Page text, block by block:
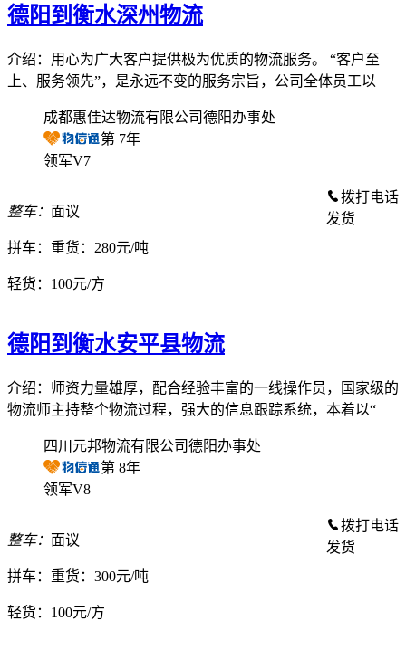
德阳到衡水深州物流
介绍：用心为广大客户提供极为优质的物流服务。 “客户至
上、服务领先”，是永远不变的服务宗旨，公司全体员工以
成都惠佳达物流有限公司德阳办事处
第 7年
领军V7
整车： 面议
拼车： 重货：280元/吨
轻货： 100元/方
拨打电话
发货
德阳到衡水安平县物流
介绍：师资力量雄厚，配合经验丰富的一线操作员，国家级的
物流师主持整个物流过程，强大的信息跟踪系统，本着以“
四川元邦物流有限公司德阳办事处
第 8年
领军V8
整车： 面议
拼车： 重货：300元/吨
轻货： 100元/方
拨打电话
发货